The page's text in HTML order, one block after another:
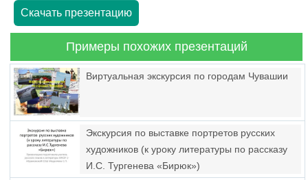
Скачать презентацию
Примеры похожих презентаций
Виртуальная экскурсия по городам Чувашии
Экскурсия по выставке портретов русских
художников (к уроку литературы по рассказу
И.С. Тургенева «Бирюк»)